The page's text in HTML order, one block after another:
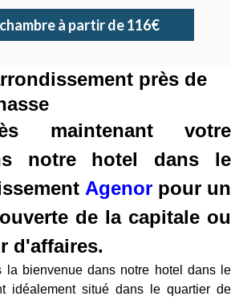
à partir de 116€
près de
maintenant votre
notre hotel dans le
Agenorpour un
de la capitale ou
d'affaires.
la bienvenue dans notre hotel dans le
idéalement situé dans le quartier de